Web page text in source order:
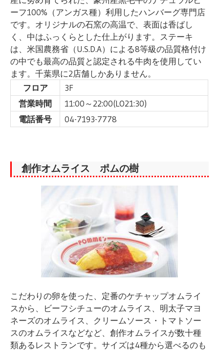
ーフ100%（アンガス種）利用したハンバーグ専門店
です。オリジナルの石窯の高温で、表面は香ばし
く、中はふっくらとした仕上がります。ステーキ
は、米国農務省（U.S.D.A）による8等級の品質格付け
の中でも最高の品質と認定される牛肉を使用してい
ます。千葉県に2店舗しかありません。
フロア
3F
営業時間
11:00～22:00(LO21:30)
電話番号
04-7193-7778
創作オムライス ポムの樹
こだわりの卵を使った、定番のケチャップオムライ
スから、ビーフシチューのオムライス、明太子マヨ
ネーズのオムライス、クリームソース・トマトソー
スのオムライスなどなど、創作オムライスが数十種
類あるレストランです。サイズは4種から選べるのも